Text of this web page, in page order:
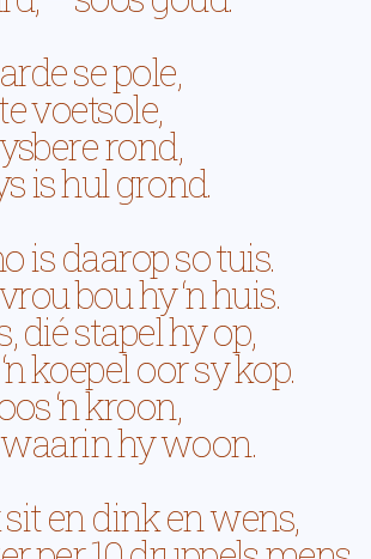
se pole,
voetsole,
rond,
is hul grond.
is daarop so tuis.
bou hy ‘n huis.
dié stapel hy op,
koepel oor sy kop.
‘n kroon,
hy woon.
en dink en wens,